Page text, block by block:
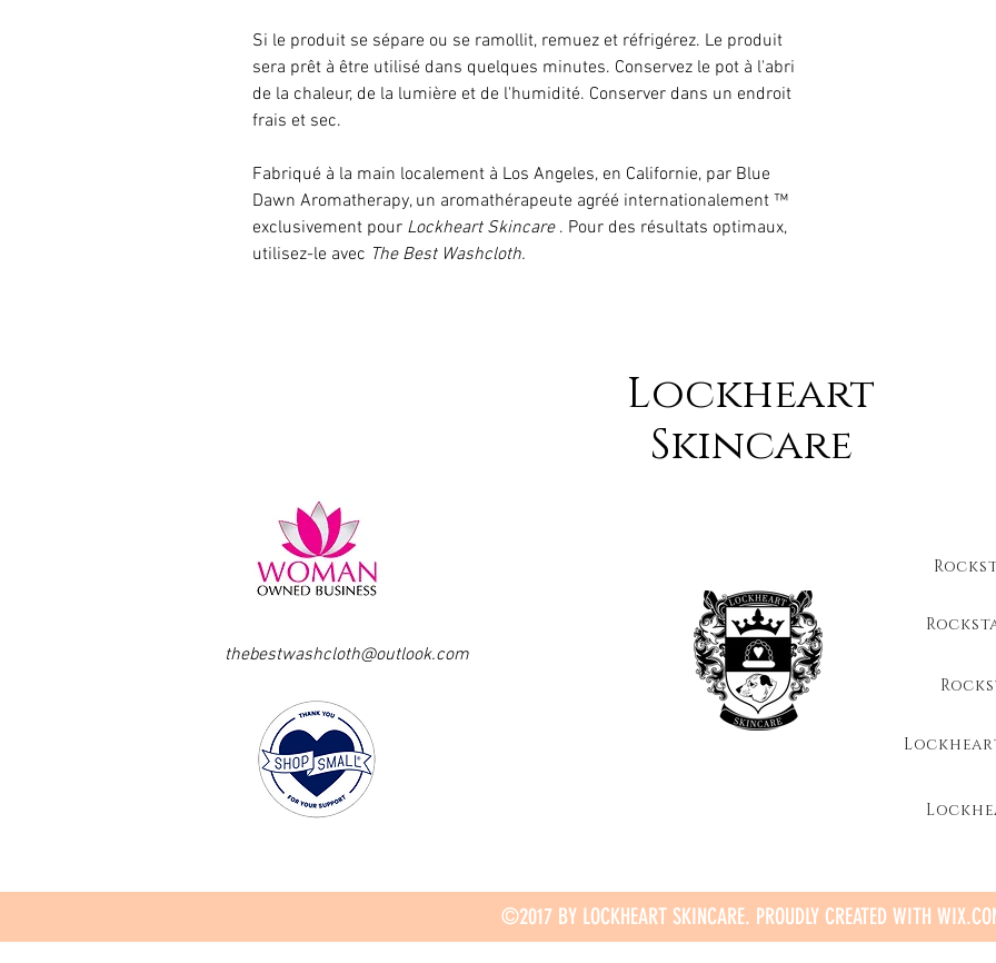
Si le produit se sépare ou se ramollit, remuez et réfrigérez. Le produit
sera prêt à être utilisé dans quelques minutes. Conservez le pot à l'abri
de la chaleur, de la lumière et de l'humidité. Conserver dans un endroit
frais et sec.
Fabriqué à la main localement à Los Angeles, en Californie, par Blue
Dawn Aromatherapy, un aromathérapeute agréé internationalement ™
exclusivement pour Lockheart Skincare. Pour des résultats optimaux,
utilisez-le avec The Best Washcloth.
Lockheart
Skincare
thebestwashcloth@outlook.com
©2017 BY LOCKHEART SKINCARE. PROUDLY CREATED WITH